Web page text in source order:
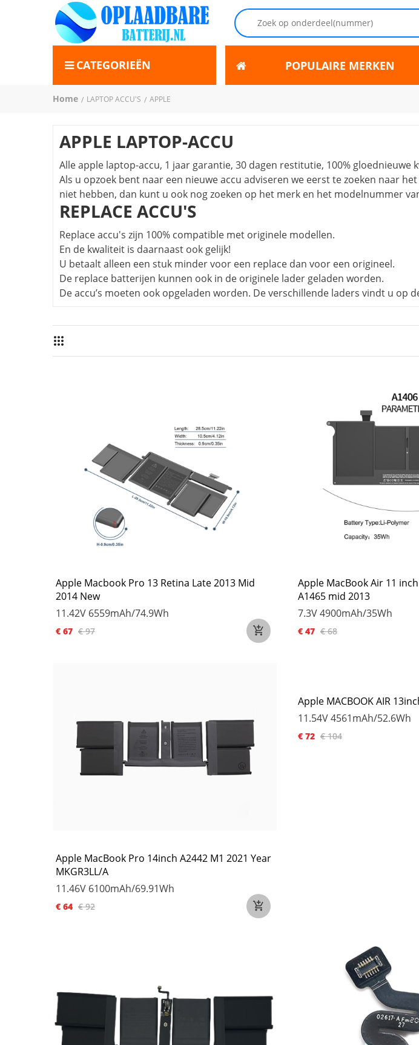
CATEGORIEËN POPULAIRE MERKEN
Home LAPTOP ACCU'S APPLE
APPLE LAPTOP-ACCU
Alle apple laptop-accu, 1 jaar garantie, 30 dagen restitutie, 100% gloednieuwe
Als u opzoek bent naar een nieuwe accu adviseren we eerst te zoeken naar
niet hebben, dan kunt u ook nog zoeken op het merk en het modelnummer
REPLACE ACCU'S
Replace accu's zijn 100% compatible met originele modellen.
En de kwaliteit is daarnaast ook gelijk!
U betaalt alleen een stuk minder voor een replace dan voor een origineel.
De replace batterijen kunnen ook in de originele lader geladen worden.
De accu’s moeten ook opgeladen worden. De verschillende laders vindt u op
Apple Macbook Pro 13 Retina Late 2013 Mid
2014 New
11.42V 6559mAh/74.9Wh
€ 67 € 97
Apple MacBook Air 11
A1465 mid 2013
7.3V4900mAh/35Wh
€ 47 € 68
Apple MacBook Pro 14inch A2442 M1 2021 Year
MKGR3LL/A
11.46V 6100mAh/69.91Wh
€ 64 € 92
Apple MACBOOK AIR
11.54V4561mAh/52.6Wh
€ 72 € 104